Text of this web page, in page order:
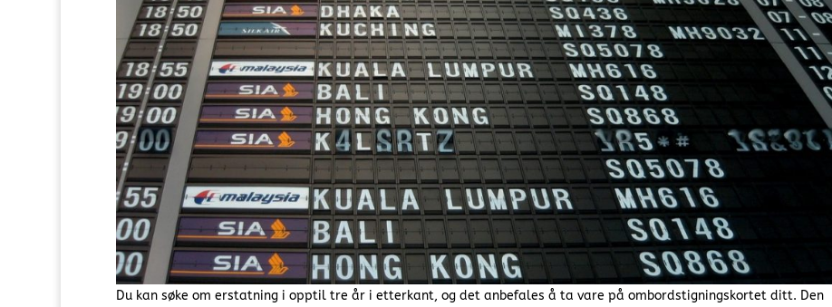
Du kan søke om erstatning i opptil tre år i etterkant, og det anbefales å ta vare på ombordstigningskortet ditt. Den